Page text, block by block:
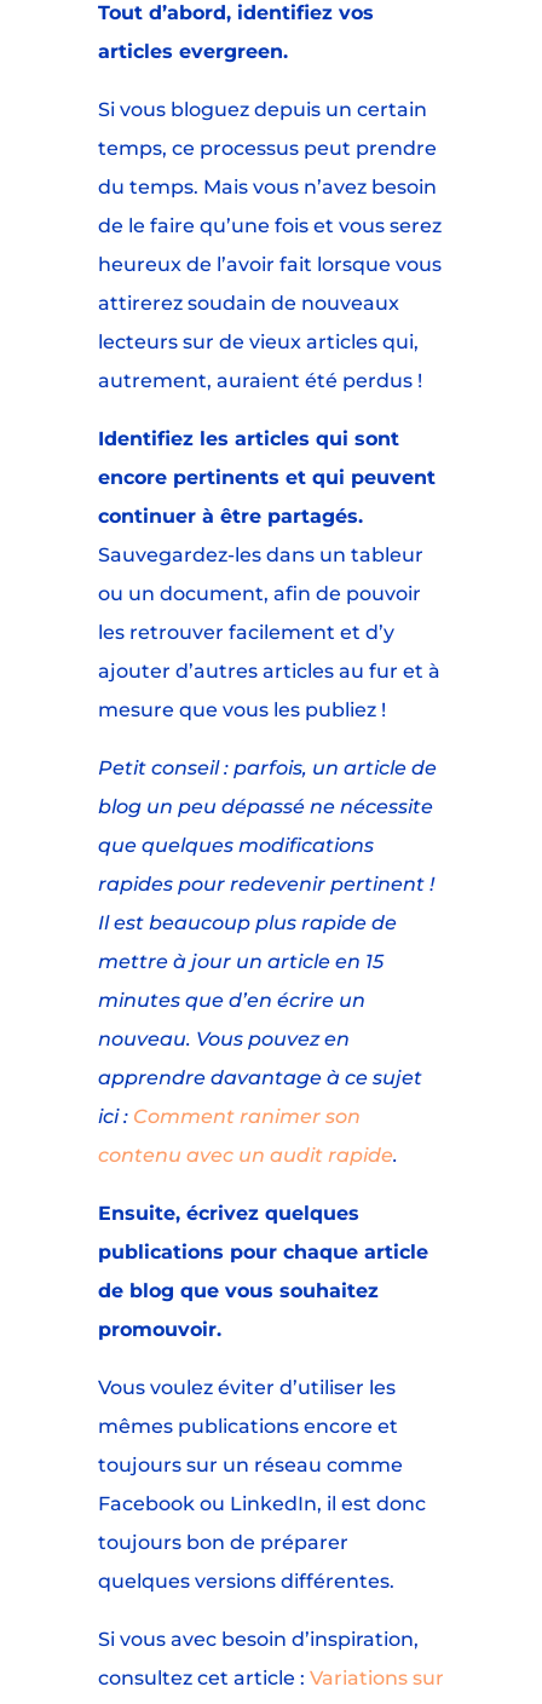
Tout d’abord, identifiez vos
articles evergreen.
Si vous bloguez depuis un certain
temps, ce processus peut prendre
du temps. Mais vous n’avez besoin
de le faire qu’une fois et vous serez
heureux de l’avoir fait lorsque vous
attirerez soudain de nouveaux
lecteurs sur de vieux articles qui,
autrement, auraient été perdus !
Identifiez les articles qui sont
encore pertinents et qui peuvent
continuer à être partagés.
Sauvegardez-les dans un tableur
ou un document, afin de pouvoir
les retrouver facilement et d’y
ajouter d’autres articles au fur et à
mesure que vous les publiez !
Petit conseil : parfois, un article de
blog un peu dépassé ne nécessite
que quelques modifications
rapides pour redevenir pertinent !
Il est beaucoup plus rapide de
mettre à jour un article en 15
minutes que d’en écrire un
nouveau. Vous pouvez en
apprendre davantage à ce sujet
ici : Comment ranimer son
contenu avec un audit rapide.
Ensuite, écrivez quelques
publications pour chaque article
de blog que vous souhaitez
promouvoir.
Vous voulez éviter d’utiliser les
mêmes publications encore et
toujours sur un réseau comme
Facebook ou LinkedIn, il est donc
toujours bon de préparer
quelques versions différentes.
Si vous avec besoin d’inspiration,
consultez cet article : Variations sur